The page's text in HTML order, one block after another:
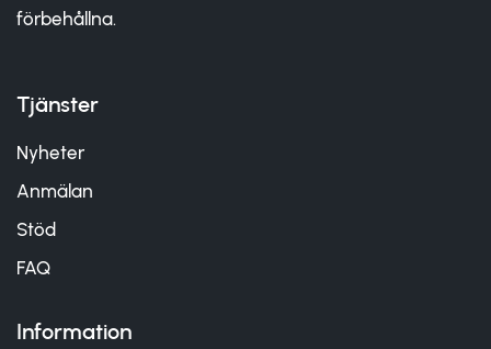
förbehållna.
Tjänster
Nyheter
Anmälan
Stöd
FAQ
Information